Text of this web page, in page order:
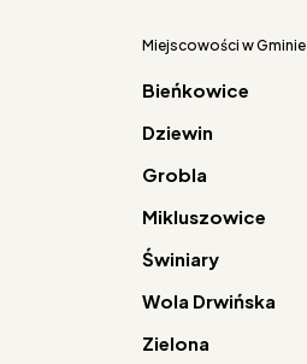
Miejscowości w Gminie
Bieńkowice
Dziewin
Grobla
Mikluszowice
Świniary
Wola Drwińska
Zielona